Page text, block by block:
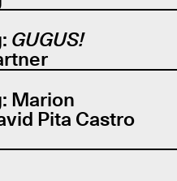
GUGUS!
Marion
Pita Castro